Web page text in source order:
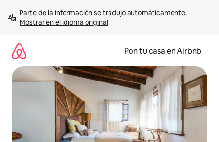
contenidoMostrar en el idioma original
Pon tu casa en Airbnb